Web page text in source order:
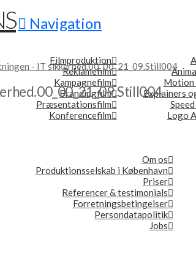
Navigation
Filmproduktion
Reklamefilm
Kampagnefilm
Brandingfilm
Præsentationsfilm
Konferencefilm
Motion
Explainers
Logo
Om os
Produktionsselskab i København
Priser
Referencer & testimonials
Forretningsbetingelser
Persondatapolitik
Jobs
- IT sikkerhed.00_00_21_09.Still004